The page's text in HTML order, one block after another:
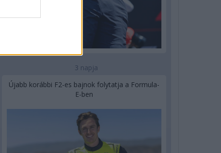
3 napja
Újabb korábbi F2-es bajnok folytatja a Formula-
E-ben